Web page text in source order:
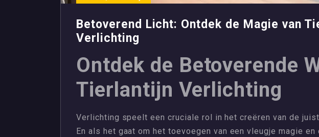
Betoverend Licht: Ontdek de Magie van
Verlichting
Ontdek de Betoverende
Tierlantijn Verlichting
Verlichting speelt een cruciale rol in het creëren van de
En als het gaat om het toevoegen van een vleugje magie en